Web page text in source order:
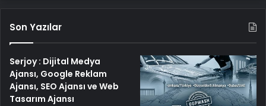
Son Yazılar
Serjoy : Dijital Medya
Ajansı, Google Reklam
Ajansı, SEO Ajansı ve Web
Tasarım Ajansı